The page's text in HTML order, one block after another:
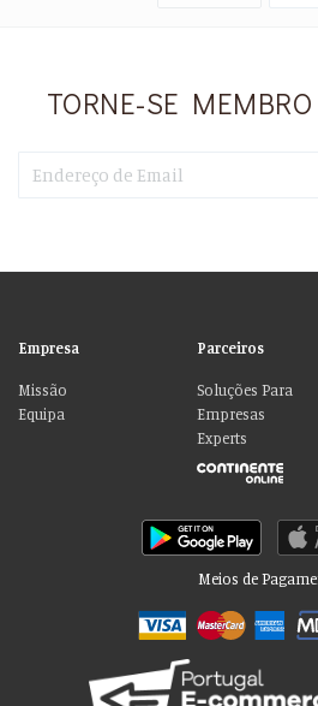
TORNE-SE
Empresa
Missão
Equipa
Parceiros
Soluções Para
Empresas
Experts
Meios de